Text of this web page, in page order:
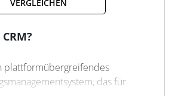
VERGLEICHEN
plattformübergreifendes
das für